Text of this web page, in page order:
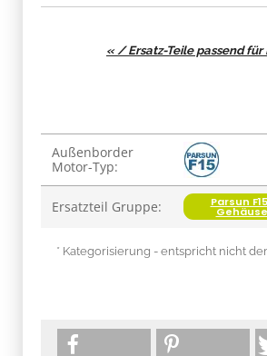
« / Ersatz-Teile passend für
Produkteigenschaft
Wert
Außenborder
Motor-Typ:
Ersatzteil Gruppe: Parsun
* Kategorisierung - entspricht nicht